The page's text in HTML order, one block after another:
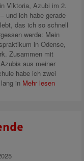
Viktoria, Azubi im 2.
und ich habe gerade
das ich so schnell
werde: Mein
in Odense,
Zusammen mit
aus meiner
habe ich zwei
in Mehr lesen